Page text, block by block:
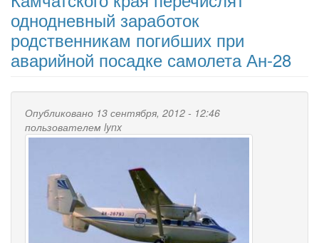
однодневный заработок
родственникам погибших при
аварийной посадке самолета Ан-28
Опубликовано 13 сентября, 2012 - 12:46
пользователем lynx